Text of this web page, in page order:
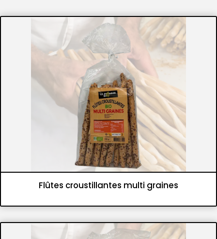
Flûtes croustillantes multi graines
Gressins et flûtes croustillantes Panifications